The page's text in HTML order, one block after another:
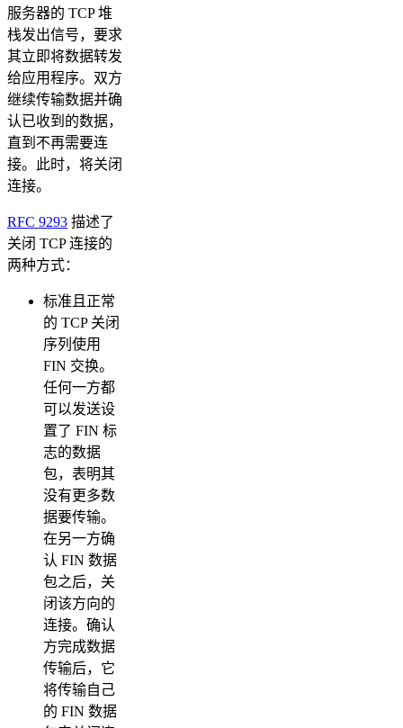
服务器的 TCP 堆
栈发出信号，要求
其立即将数据转发
给应用程序。双方
继续传输数据并确
认已收到的数据，
直到不再需要连
接。此时，将关闭
连接。
RFC 9293 描述了
关闭 TCP 连接的
两种方式：
标准且正常
的 TCP 关闭
序列使用
FIN 交换。
任何一方都
可以发送设
置了 FIN 标
志的数据
包，表明其
没有更多数
据要传输。
在另一方确
认 FIN 数据
包之后，关
闭该方向的
连接。确认
方完成数据
传输后，它
将传输自己
的 FIN 数据